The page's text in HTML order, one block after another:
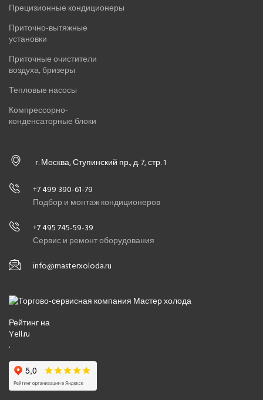
Прецизионные кондиционеры
Приточно-вытяжные
установки
Приточные очистители
воздуха, бризеры
Тепловые насосы
Компрессорно-
конденсаторные блоки
г. Москва, Ступинский пр., д. 7, стр. 1
+7 499 390-61-79
Подбор и монтаж кондиционеров
+7 495 745-59-39
Сервис и ремонт оборудования
info@masterxoloda.ru
Рейтинг на
Yell.ru
.